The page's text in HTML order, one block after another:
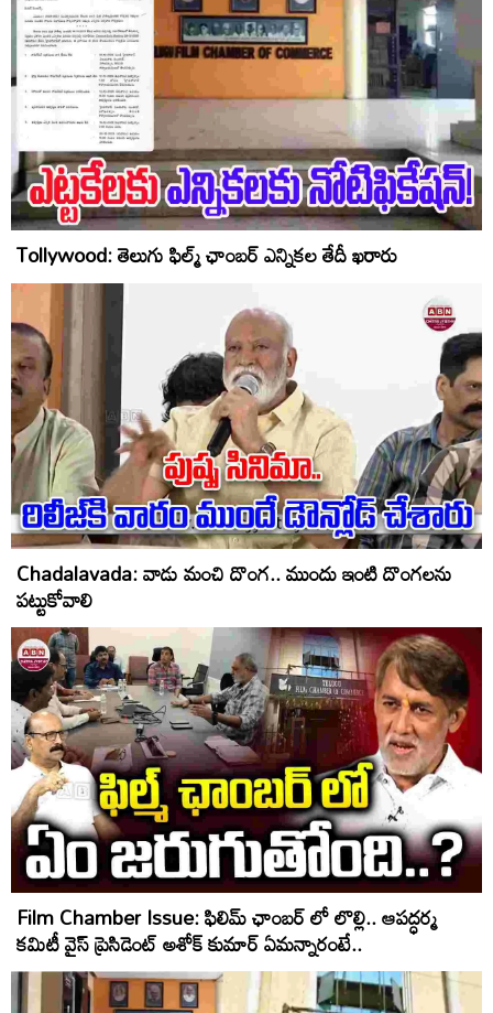
Tollywood: తెలుగు ఫిల్మ్ ఛాంబర్ ఎన్నికల తేదీ ఖరారు
Chadalavada: వాడు మంచి దొంగ‌.. ముందు ఇంటి దొంగ‌ల‌ను
ప‌ట్టుకోవాలి
Film Chamber Issue: ఫిలిమ్ ఛాంబర్ లో లొల్లి.. ఆపద్ధర్మ
కమిటీ వైస్ ప్రెసిడెంట్ అశోక్ కుమార్ ఏమన్నారంటే..